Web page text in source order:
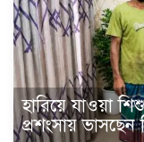
হারিয়ে যাওয়া
প্রশংসায় ভাসছেন